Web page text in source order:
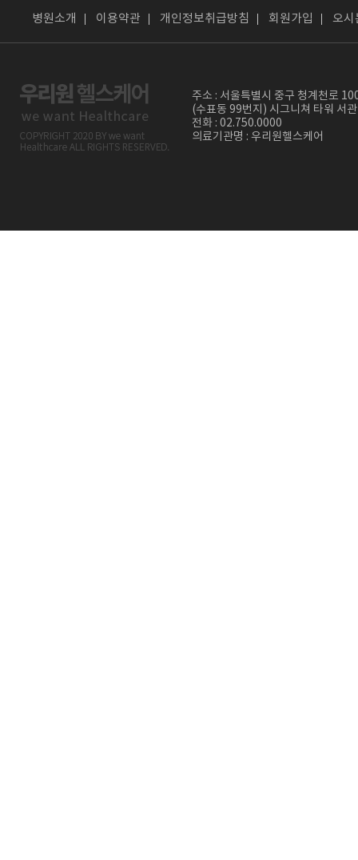
병원소개 이용약관 개인정보취급방침 회원가입 오시
주소 : 서울특별시 중구 청계천로
(수표동 99번지) 시그니쳐 타워 서
전화 : 02.750.0000
의료기관명 : 우리원헬스케어